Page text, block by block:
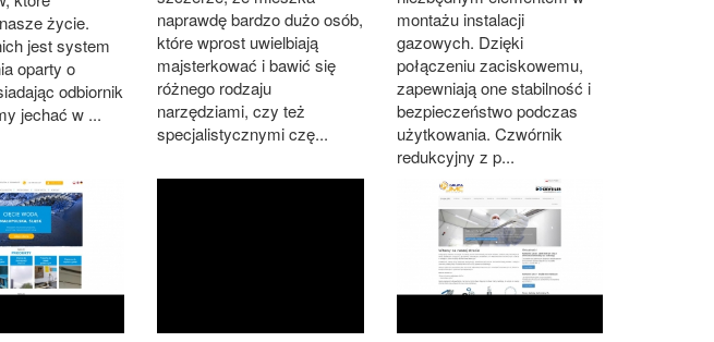
życie.
jest system
oparty o
odbiornik
jechać w ...
naprawdę bardzo dużo osób,
które wprost uwielbiają
majsterkować i bawić się
różnego rodzaju
narzędziami, czy też
specjalistycznymi czę...
montażu instalacji
gazowych. Dzięki
połączeniu zaciskowemu,
zapewniają one stabilność i
bezpieczeństwo podczas
użytkowania. Czwórnik
redukcyjny z p...